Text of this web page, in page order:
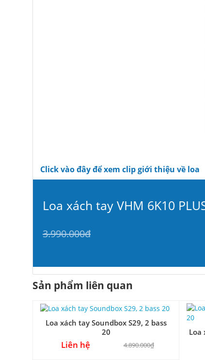
Click vào đây để xem clip giới thiệu về loa
Loa xách tay VHM 6K10
3.990.000đ
Sản phẩm liên quan
Loa xách tay Soundbox S29, 2 bass
20
Liên hệ 4.890.000₫
Loa